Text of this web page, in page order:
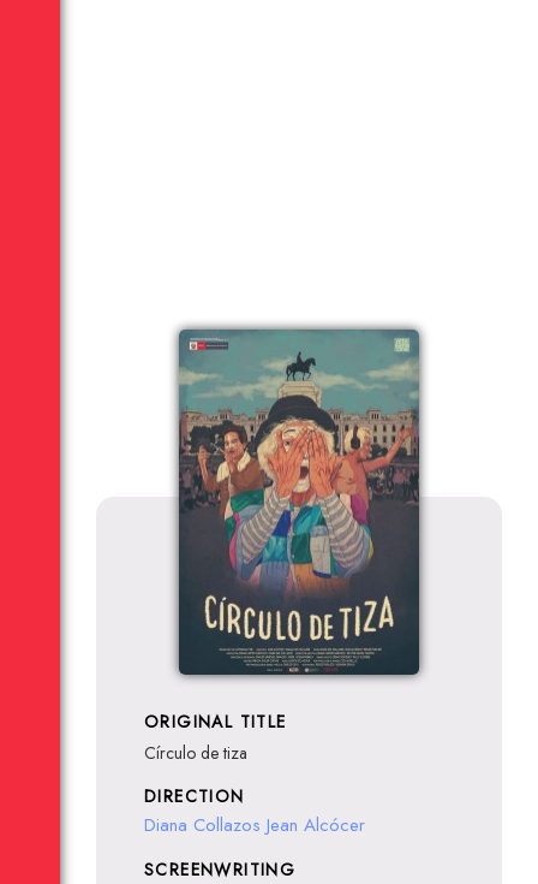
ORIGINAL TITLE
Círculo de tiza
DIRECTION
Diana Collazos Jean Alcócer
SCREENWRITING